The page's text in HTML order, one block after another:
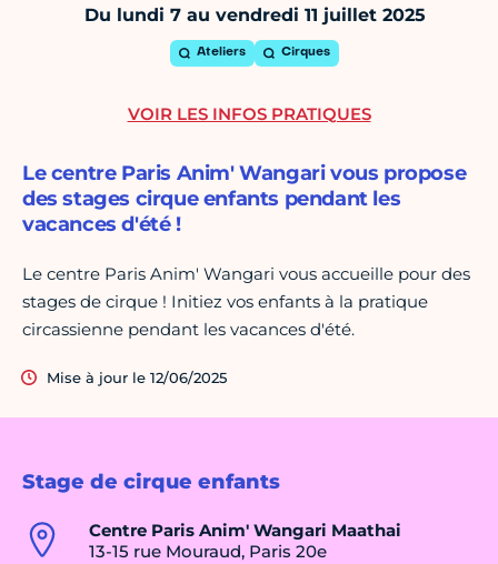
Du lundi 7 au vendredi 11 juillet 2025
Ateliers Cirques
Stage de cirque enfants
Centre Paris Anim' Wangari Maathai
13-15 rue Mouraud, Paris 20e
Le centre Paris Anim' Wangari vous propose
des stages cirque enfants pendant les
vacances d'été !
Le centre Paris Anim' Wangari vous accueille pour des
stages de cirque ! Initiez vos enfants à la pratique
circassienne pendant les vacances d'été.
Mise à jour le 12/06/2025
VOIR LES INFOS PRATIQUES